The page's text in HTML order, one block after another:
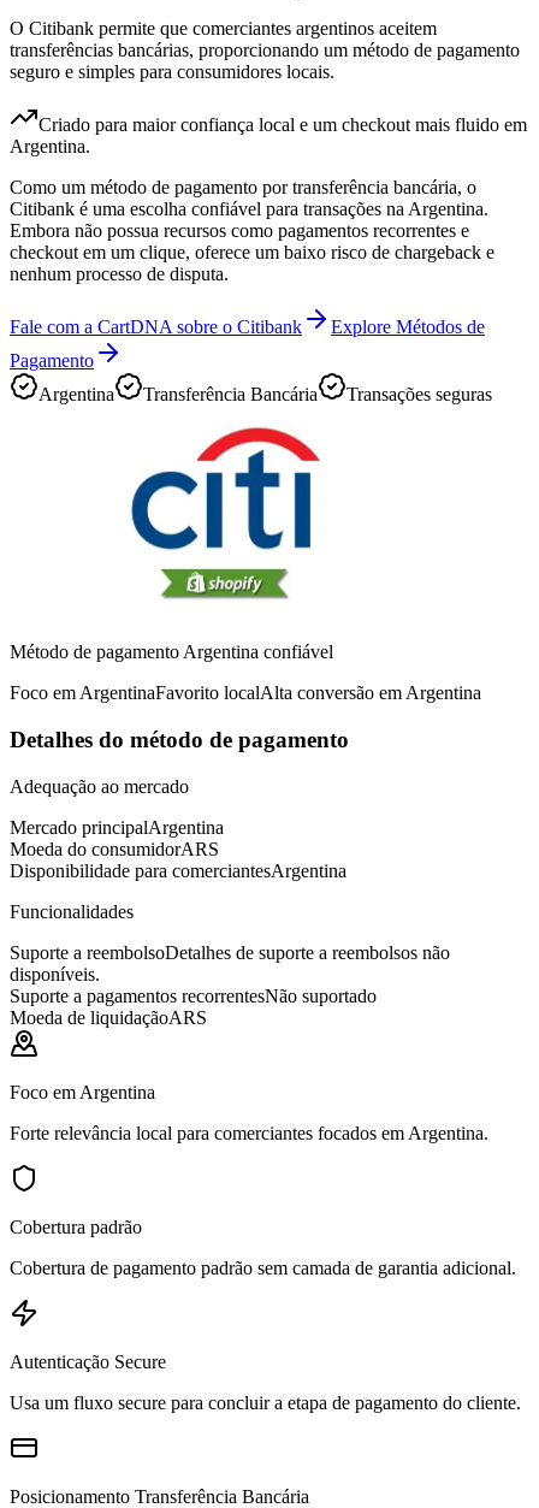
O Citibank permite que comerciantes argentinos aceitem
transferências bancárias, proporcionando um método de pagamento
seguro e simples para consumidores locais.
Criado para maior confiança local e um checkout mais fluido em
Argentina.
Como um método de pagamento por transferência bancária, o
Citibank é uma escolha confiável para transações na Argentina.
Embora não possua recursos como pagamentos recorrentes e
checkout em um clique, oferece um baixo risco de chargeback e
nenhum processo de disputa.
Fale com a CartDNA sobre o Citibank
Explore Métodos de
Pagamento
Argentina
Transferência Bancária Transações seguras
Método de pagamento Argentina confiável
Foco em ArgentinaFavorito localAlta conversão em Argentina
Detalhes do método de pagamento
Adequação ao mercado
Mercado principalArgentina
Moeda do consumidorARS
Disponibilidade para comerciantesArgentina
Funcionalidades
Suporte a reembolsoDetalhes de suporte a reembolsos não
disponíveis.
Suporte a pagamentos recorrentesNão suportado
Moeda de liquidaçãoARS
Foco em Argentina
Forte relevância local para comerciantes focados em Argentina.
Cobertura padrão
Cobertura de pagamento padrão sem camada de garantia adicional.
Autenticação Secure
Usa um fluxo secure para concluir a etapa de pagamento do cliente.
Posicionamento Transferência Bancária